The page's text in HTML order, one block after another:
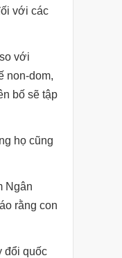
với các
với
non-dom,
bố sẽ tập
họ cũng
Ngân
rằng con
đổi quốc